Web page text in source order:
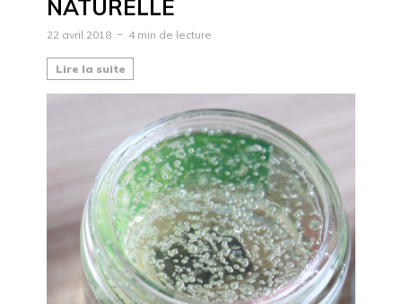
NATURELLE
22 avril 2018 4 min de lecture
Lire la suite